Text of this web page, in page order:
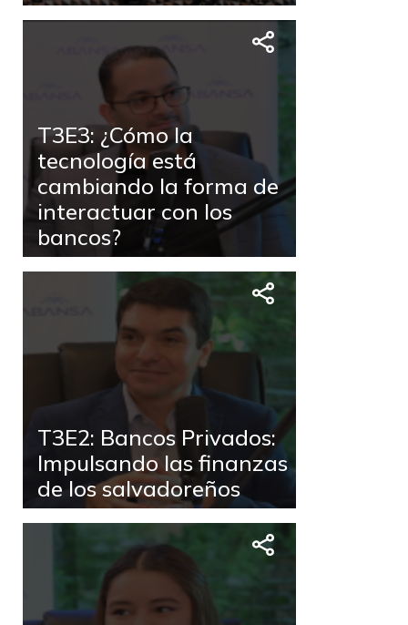
T3E3: ¿Cómo la
tecnología está
cambiando la forma de
interactuar con los
bancos?
T3E2: Bancos Privados:
Impulsando las finanzas
de los salvadoreños